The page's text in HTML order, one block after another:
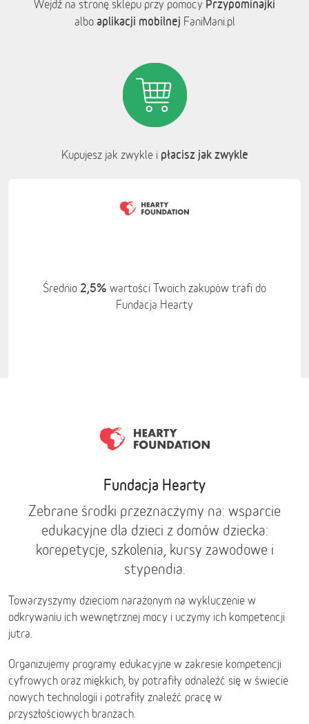
Wejdź na stronę sklepu przy pomocy Przypominajki
albo aplikacji mobilnej FaniMani.pl
Kupujesz jak zwykle i płacisz jak zwykle
Średnio 2,5% wartości Twoich zakupów trafi do
Fundacja Hearty
Fundacja Hearty
Zebrane środki przeznaczymy na: wsparcie
edukacyjne dla dzieci z domów dziecka:
korepetycje, szkolenia, kursy zawodowe i
stypendia.
Towarzyszymy dzieciom narażonym na wykluczenie w
odkrywaniu ich wewnętrznej mocy i uczymy ich kompetencji
jutra.
Organizujemy programy edukacyjne w zakresie kompetencji
cyfrowych oraz miękkich, by potrafiły odnaleźć się w świecie
nowych technologii i potrafiły znaleźć pracę w
przyszłościowych branżach.